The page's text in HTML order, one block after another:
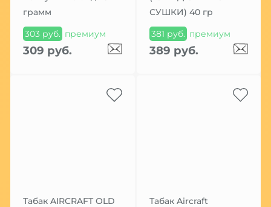
грамм
303 руб. премиум
309 руб.
СУШКИ) 40 гр
381 руб. премиум
389 руб.
Табак AIRCRAFT OLD
Табак Aircraft